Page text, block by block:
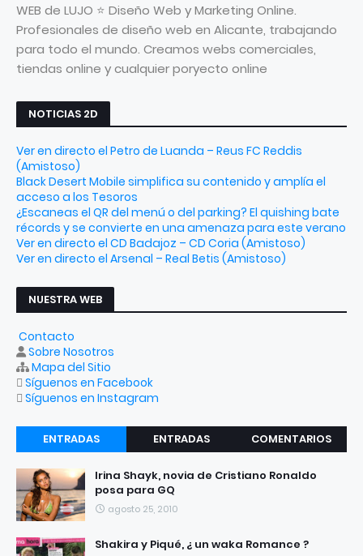
WEB de LUJO ⭐ Diseño Web y Marketing Online.
Profesionales de diseño web en Alicante, trabajando
para todo el mundo. Creamos webs comerciales,
tiendas online y cualquier poryecto online
NOTICIAS 2D
Ver en directo el Petro de Luanda – Reus FC Reddis
(Amistoso)
Black Desert Mobile simplifica su contenido y amplía el
acceso a los Tesoros
¿Escaneas el QR del menú o del parking? El quishing bate
récords y se convierte en una amenaza para este verano
Ver en directo el CD Badajoz – CD Coria (Amistoso)
Ver en directo el Arsenal – Real Betis (Amistoso)
NUESTRA WEB
Contacto
Sobre Nosotros
Mapa del Sitio
Síguenos en Facebook
Síguenos en Instagram
ENTRADAS
RECIENTES
ENTRADAS
COMENTARIOS
Irina Shayk, novia de Cristiano Ronaldo
posa para GQ
agosto 25, 2010
Shakira y Piqué, ¿ un waka Romance ?